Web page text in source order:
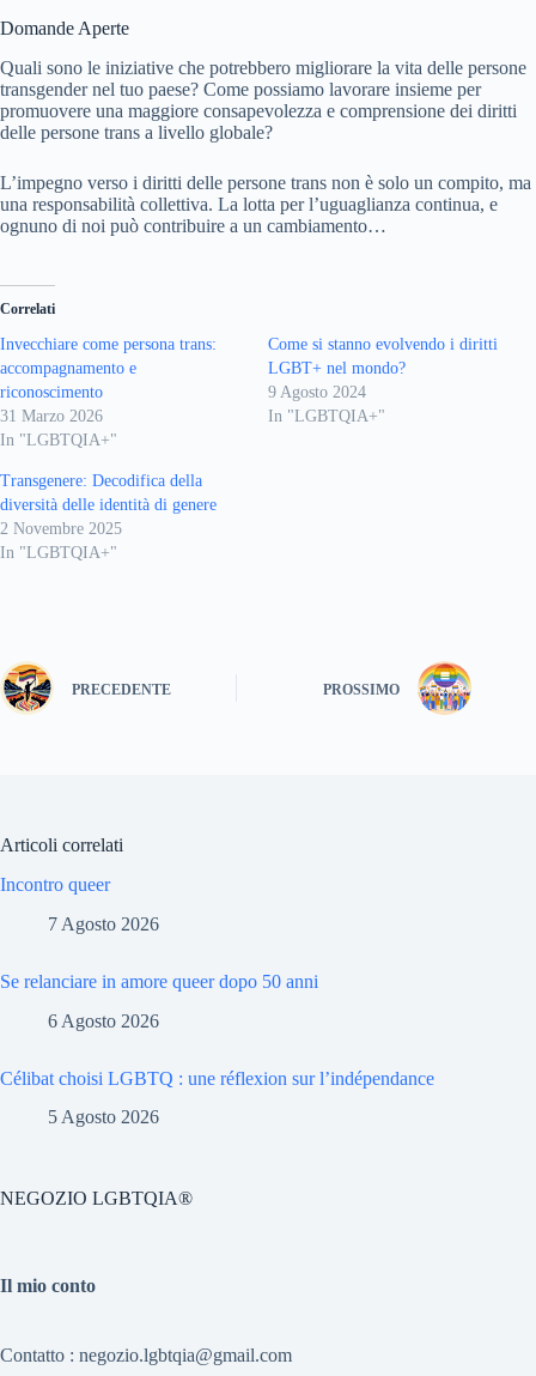
Domande Aperte
Quali sono le iniziative che potrebbero migliorare la vita delle persone
transgender nel tuo paese? Come possiamo lavorare insieme per
promuovere una maggiore consapevolezza e comprensione dei diritti
delle persone trans a livello globale?
L’impegno verso i diritti delle persone trans non è solo un compito, ma
una responsabilità collettiva. La lotta per l’uguaglianza continua, e
ognuno di noi può contribuire a un cambiamento…
Correlati
Invecchiare come persona trans:
accompagnamento e
riconoscimento
31 Marzo 2026
In "LGBTQIA+"
Come si stanno evolvendo i diritti
LGBT+ nel mondo?
9 Agosto 2024
In "LGBTQIA+"
Transgenere: Decodifica della
diversità delle identità di genere
2 Novembre 2025
In "LGBTQIA+"
PRECEDENTE PROSSIMO
Articoli correlati
Incontro queer
7 Agosto 2026
Se relanciare in amore queer dopo 50 anni
6 Agosto 2026
Célibat choisi LGBTQ : une réflexion sur l’indépendance
5 Agosto 2026
NEGOZIO LGBTQIA®
Il mio conto
Contatto : negozio.lgbtqia@gmail.com